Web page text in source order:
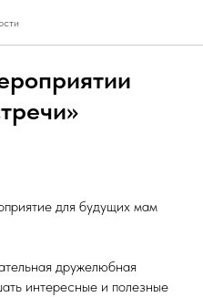
для будущих мам
дружелюбная
интересные и полезные